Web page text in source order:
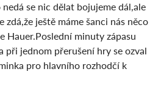
se nic dělat bojujeme dál,ale
ještě máme šanci nás něco
Hauer.Poslední minuty zápasu
při jednom přerušení hry se ozval
pro hlavního rozhodčí k